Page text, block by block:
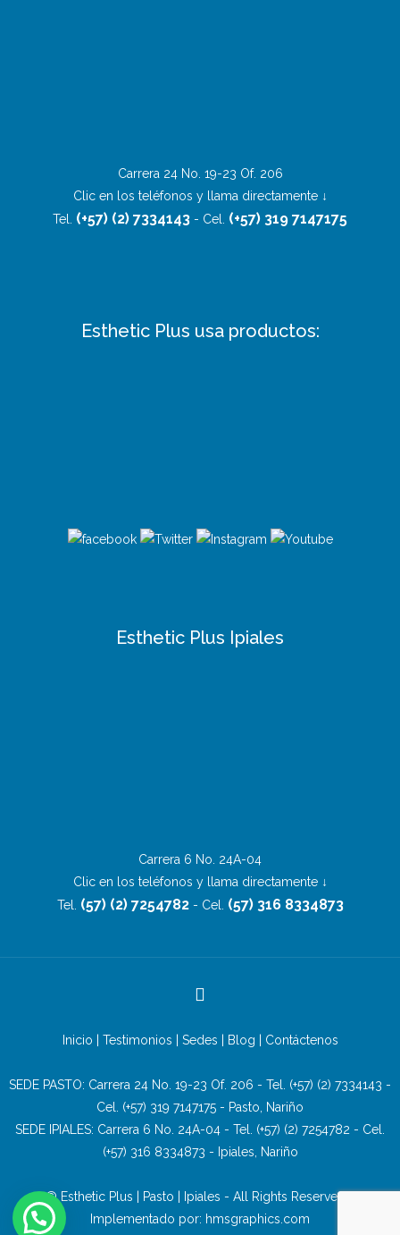
Carrera 24 No. 19-23 Of. 206
Clic en los teléfonos y llama directamente ↓
Tel. (+57) (2) 7334143 - Cel. (+57) 319 7147175
Esthetic Plus usa productos:
Esthetic Plus Ipiales
Carrera 6 No. 24A-04
Clic en los teléfonos y llama directamente ↓
Tel. (57) (2) 7254782- Cel. (57) 316 8334873
Inicio Testimonios Sedes Blog Contáctenos
SEDE PASTO: Carrera 24 No. 19-23 Of. 206 - Tel. (+57) (2) 7334143 -
Cel. (+57) 319 7147175 - Pasto, Nariño
SEDE IPIALES: Carrera 6 No. 24A-04 - Tel. (+57) (2) 7254782 - Cel.
(+57) 316 8334873 - Ipiales, Nariño
© Esthetic Plus | Pasto | Ipiales - All Rights Reserved -
Implementado por: hmsgraphics.com